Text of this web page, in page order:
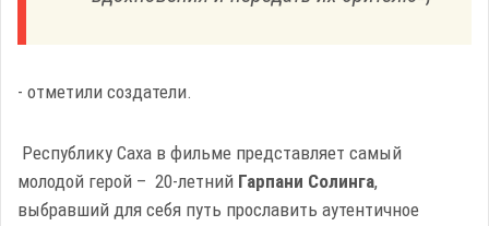
- отметили создатели.
Республику Саха в фильме представляет самый
молодой герой – 20-летний Гарпани Солинга,
выбравший для себя путь прославить аутентичное